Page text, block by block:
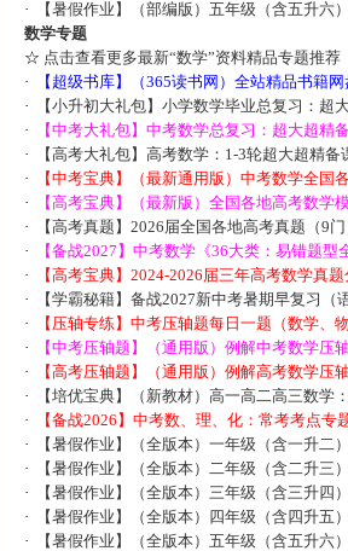
·
【暑假作业】（部编版）五年级（含五升六
数学专题
☆ 点击查看更多最新“数学”资料精品专题推荐
·
【超级书库】（365读书网）全站精品书籍
·
【小升初大礼包】小学数学毕业总复习：超
·
【中考大礼包】中考数学总复习：超大超精
·
【高考大礼包】高考数学：1-3轮超大超精
·
【中考宝典】（最新通用版）中考数学全国
·
【高考宝典】（最新版）全国各地高考数学
·
【高考真题】2026届全国各地高考真题（9
·
【备战2027】中考数学《36大类：易错题型
·
【高考宝典】2024-2026届三年高考数学真
·
【学霸秘籍】备战2027新中考暑期早复习（
·
【压轴专练】中考压轴题每日一题（数学、
·
【中考压轴题】（通用版）例解中考数学压
·
【高考压轴题】（通用版）例解高考数学压
·
【培优宝典】（新教材）高一高二高三数学
·
【备战2026】中考数、理、化：常考考点专
·
【暑假作业】（全版本）一年级（含一升二
·
【暑假作业】（全版本）二年级（含二升三
·
【暑假作业】（全版本）三年级（含三升四
·
【暑假作业】（全版本）四年级（含四升五
·
【暑假作业】（全版本）五年级（含五升六